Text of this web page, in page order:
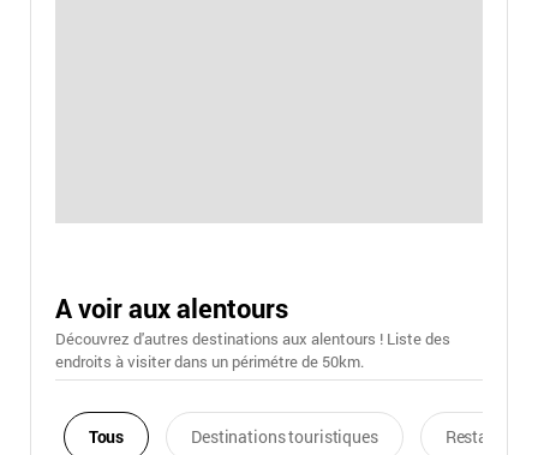
A voir aux alentours
Découvrez d'autres destinations aux alentours ! Liste des
endroits à visiter dans un périmétre de 50km.
Tous Destinations touristiques Restaurants